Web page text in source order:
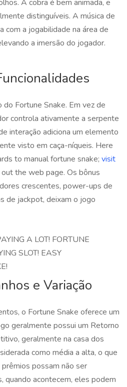
A cobra é bem animada, e
distinguíveis. A música de
com a jogabilidade na área de
a imersão do jogador.
Fortune Snake. Em vez de
controla ativamente a serpente
interação adiciona um elemento
visto em caça-níqueis. Here
to manual fortune snake; visit
out the web page. Os bônus
crescentes, power-ups de
de jackpot, deixam o jogo
e Variação
o Fortune Snake oferece um
geralmente possui um Retorno
geralmente na casa dos
como média a alta, o que
possam não ser
quando acontecem, eles podem